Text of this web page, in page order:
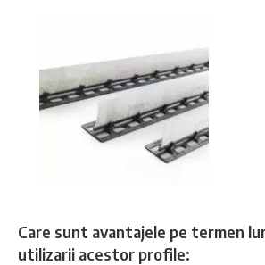
Care sunt avantajele pe termen
utilizarii acestor profile: